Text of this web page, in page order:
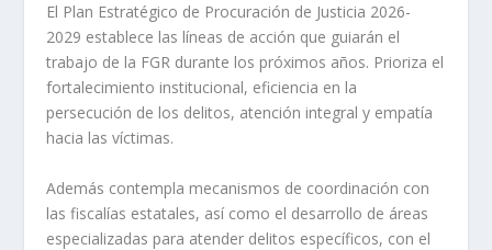
El Plan Estratégico de Procuración de Justicia 2026-
2029 establece las líneas de acción que guiarán el
trabajo de la FGR durante los próximos años. Prioriza el
fortalecimiento institucional, eficiencia en la
persecución de los delitos, atención integral y empatía
hacia las víctimas.
Además contempla mecanismos de coordinación con
las fiscalías estatales, así como el desarrollo de áreas
especializadas para atender delitos específicos, con el